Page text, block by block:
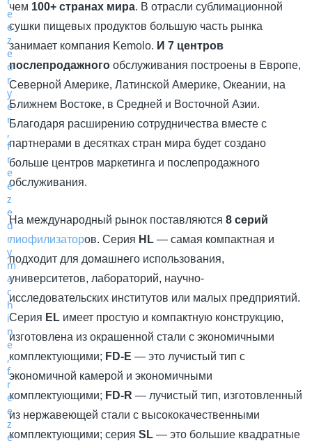
чем 100+ странах мира. В отрасли сублимационной
сушки пищевых продуктов большую часть рынка
занимает компания Kemolo. И 7 центров
послепродажного обслуживания построены в Европе,
Северной Америке, Латинской Америке, Океании, на
Ближнем Востоке, в Средней и Восточной Азии.
Благодаря расширению сотрудничества вместе с
партнерами в десятках стран мира будет создано
больше центров маркетинга и послепродажного
обслуживания.
На международный рынок поставляются8 серий
лиофилизаторов. Серия HL — самая компактная и
подходит для домашнего использования,
университетов, лабораторий, научно-
исследовательских институтов или малых предприятий.
Серия EL имеет простую и компактную конструкцию,
изготовлена из окрашенной стали с экономичными
комплектующими; FD-E — это лучистый тип с
экономичной камерой и экономичными
комплектующими; FD-R — лучистый тип, изготовленный
из нержавеющей стали с высококачественными
комплектующими; серияSL — это большие квадратные